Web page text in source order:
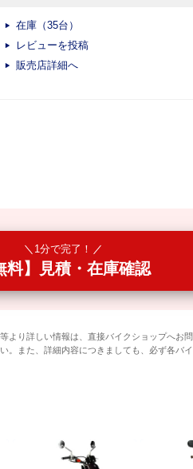
在庫（35台）
レビューを投稿
販売店詳細へ
1分で完了！
料】見積・在庫確認
り詳しい情報は、直接バイクショップへお問
。また、詳細内容につきましても、必ず各バ